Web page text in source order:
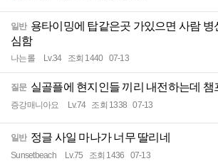
일반 용타이밍에 탑같은곳 가있으면 사람 병
심함
나는롤 Lv.34 조회 1440 07-13
질문 실골플에 현지인들 끼리 내전하는데 챔
증강매니아요 Lv.74 조회 1338 07-13
일반 정글 사일 마나가 너무 딸리네
Sunsetbeach Lv.75 조회 1436 07-13